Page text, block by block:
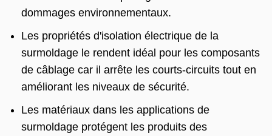
dommages environnementaux.
Les propriétés d'isolation électrique de la
surmoldage le rendent idéal pour les composants
de câblage car il arrête les courts-circuits tout en
améliorant les niveaux de sécurité.
Les matériaux dans les applications de
surmoldage protégent les produits des